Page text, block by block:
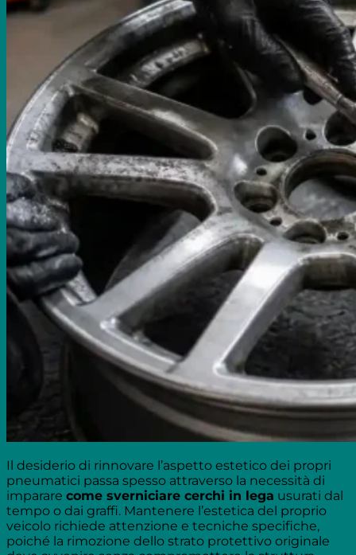
Il desiderio di rinnovare l’aspetto estetico dei propri
pneumatici passa spesso attraverso la necessità di
imparare come sverniciare cerchi in lega usurati dal
tempo o dai graffi. Mantenere l’estetica del proprio
veicolo richiede attenzione e tecniche specifiche,
poiché la rimozione dello strato protettivo originale